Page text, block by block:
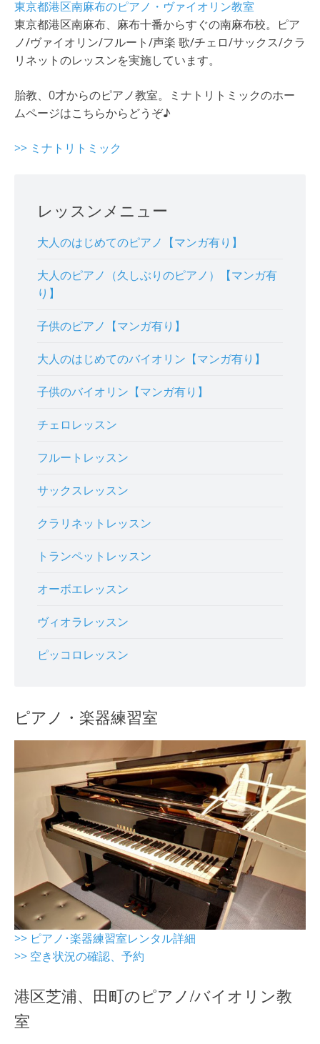
東京都港区南麻布のピアノ・ヴァイオリン教室
東京都港区南麻布、麻布十番からすぐの南麻布校。ピア
ノ/ヴァイオリン/フルート/声楽 歌/チェロ/サックス/クラ
リネットのレッスンを実施しています。
胎教、0才からのピアノ教室。ミナトリトミックのホー
ムページはこちらからどうぞ♪
>> ミナトリトミック
レッスンメニュー
大人のはじめてのピアノ【マンガ有り】
大人のピアノ（久しぶりのピアノ）【マンガ有
り】
子供のピアノ【マンガ有り】
大人のはじめてのバイオリン【マンガ有り】
子供のバイオリン【マンガ有り】
チェロレッスン
フルートレッスン
サックスレッスン
クラリネットレッスン
トランペットレッスン
オーボエレッスン
ヴィオラレッスン
ピッコロレッスン
ピアノ・楽器練習室
>> ピアノ･楽器練習室レンタル詳細
>> 空き状況の確認、予約
港区芝浦、田町のピアノ/バイオリン教
室